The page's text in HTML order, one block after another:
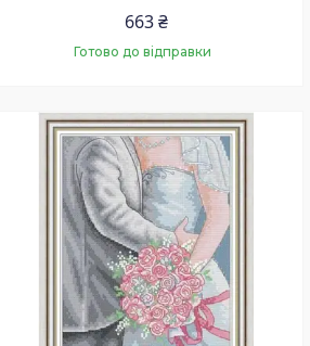
663 ₴
Готово до відправки
Купити